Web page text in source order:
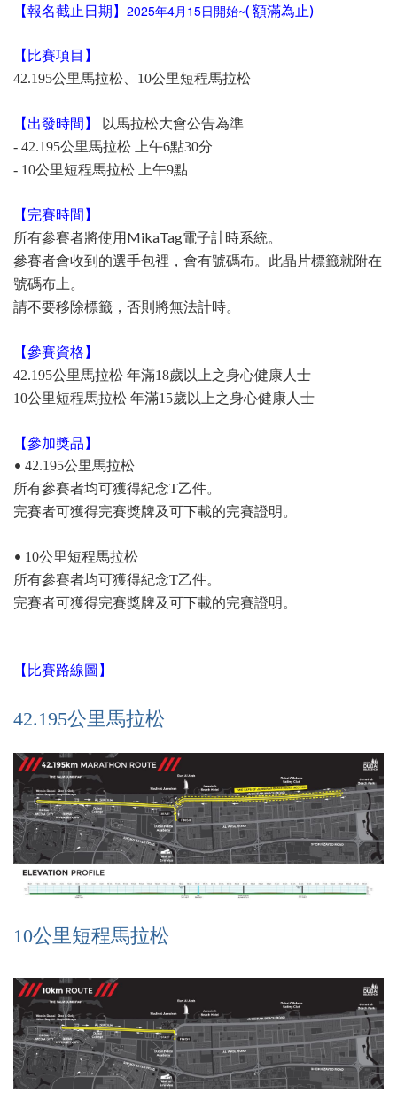
【報名截止日期】 2025年4月15日開始~( 額滿為止)
【比賽項目】
42.195公里馬拉松、10公里短程馬拉松
【出發時間】
以馬拉松大會公告為準
- 42.195公里馬拉松 上午6點30分
- 10公里短程馬拉松 上午9點
【完賽時間】
所有參賽者將使用 MikaTag電子計時系統。
參賽者會收到的選手包裡，會有號碼布。此晶片標籤就附在
號碼布上。
請不要移除標籤，否則將無法計時。
【參賽資格】
42.195公里馬拉松 年滿18歲以上之身心健康人士
10公里短程馬拉松 年滿15歲以上之身心健康人士
【參加獎品】
• 42.195公里馬拉松
所有參賽者均可獲得紀念T乙件。
完賽者可獲得完賽獎牌及可下載的完賽證明。
• 10公里短程馬拉松
所有參賽者均可獲得紀念T乙件。
完賽者可獲得完賽獎牌及可下載的完賽證明。
【比賽路線圖】
42.195公里馬拉松
10公里短程馬拉松